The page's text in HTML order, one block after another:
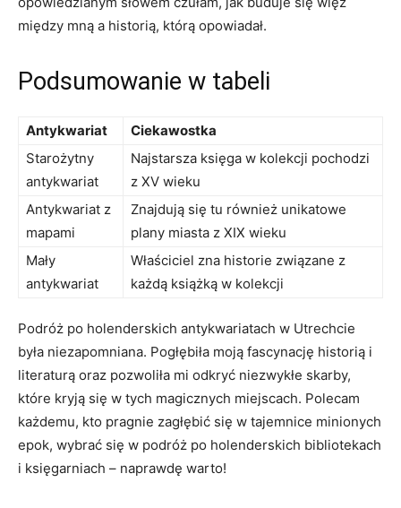
między mną a ⁣historią, którą opowiadał.
Podsumowanie w tabeli
Antykwariat
Ciekawostka
Starożytny
antykwariat
Najstarsza księga w kolekcji pochodzi
z XV⁣ wieku
Antykwariat z
⁣mapami
Znajdują się tu również unikatowe
plany​ miasta z‍ XIX wieku
Mały
antykwariat
Właściciel zna historie związane z
każdą książką ​w kolekcji
Podróż po holenderskich antykwariatach w Utrechcie‌
była ⁤niezapomniana.‌ Pogłębiła moją fascynację historią i
literaturą oraz pozwoliła ⁢mi odkryć niezwykłe skarby,
które ‌kryją się ⁤w tych ‌magicznych miejscach. Polecam
każdemu, kto⁤ pragnie ⁤zagłębić się w tajemnice⁢ minionych‍
epok, wybrać‍ się w podróż po holenderskich bibliotekach⁤
i księgarniach – naprawdę⁢ warto!